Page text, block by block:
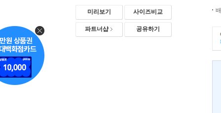
미리보기 사이즈비교
파트너샵 공유하기